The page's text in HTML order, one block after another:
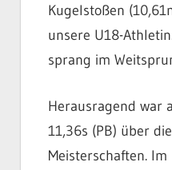
Kugelstoßen
unsere U18-
sprang im
Herausragend war
11,36s (PB) über
Meisterschaften.